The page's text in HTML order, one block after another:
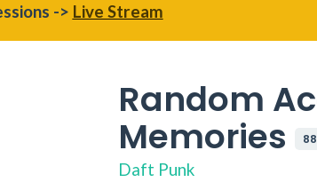
-> Live Stream
Random
Memories
Daft Punk